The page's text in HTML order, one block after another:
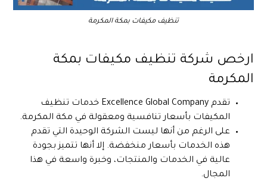
تنظيف مكيفات بمكة المكرمة
ارخص شركة تنظيف مكيفات بمكة
المكرمة
تقدم Excellence Global Company خدمات تنظيف
المكيفات بأسعار تنافسية ومعقولة في مكة المكرمة.
على الرغم من أنها ليست الشركة الوحيدة التي تقدم
هذه الخدمات بأسعار منخفضة. إلا أنها تتميز بجودة
عالية في الخدمات والمنتجات، وخبرة واسعة في هذا
المجال.